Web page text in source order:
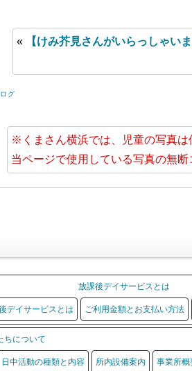
«
【けみ芥見さんがいらっしゃいま
グ
※くまさん横浜では、児童の写真は
当ページで使用している写真の無断
放課後デイサービスとは
デイサービスとは ご利用金額とお支払い方法
ちについて
日中活動の種類と内容 所内設備案内 事業所概